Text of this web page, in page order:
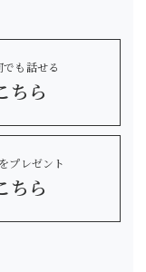
も話せる
ちら
プレゼント
ちら